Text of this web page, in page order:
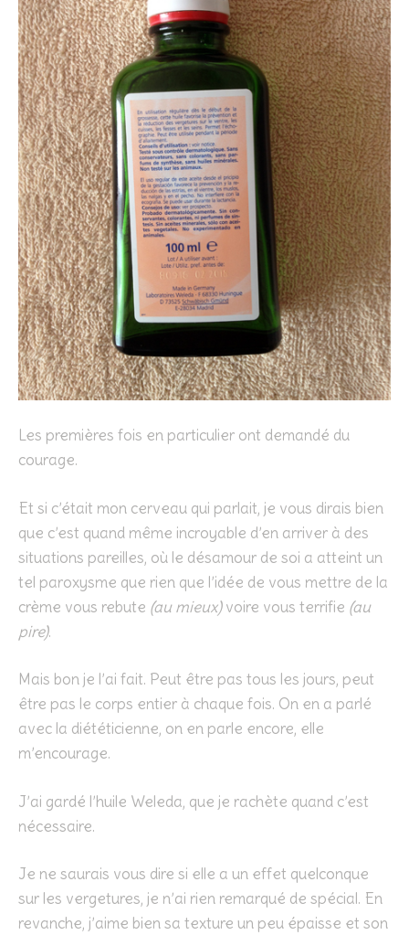
Les premières fois en particulier ont demandé du
courage.
Et si c’était mon cerveau qui parlait, je vous dirais bien
que c’est quand même incroyable d’en arriver à des
situations pareilles, où le désamour de soi a atteint un
tel paroxysme que rien que l’idée de vous mettre de la
crème vous rebute (au mieux)voire vous terrifie (au
pire).
Mais bon je l’ai fait. Peut être pas tous les jours, peut
être pas le corps entier à chaque fois. On en a parlé
avec la diététicienne, on en parle encore, elle
m’encourage.
J’ai gardé l’huile Weleda, que je rachète quand c’est
nécessaire.
Je ne saurais vous dire si elle a un effet quelconque
sur les vergetures, je n’ai rien remarqué de spécial. En
revanche, j’aime bien sa texture un peu épaisse et son